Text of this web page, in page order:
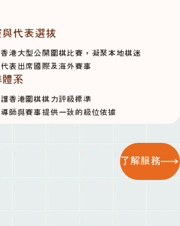
代表選拔
港大型公開圍棋比賽，凝聚本地棋迷
表出席國際及海外賽事
系
香港圍棋棋力評級標準
師與賽事提供一致的級位依據
了解服務